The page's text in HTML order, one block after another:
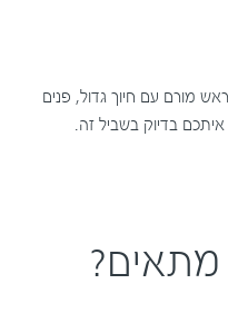
מורם עם חיוך גדול, פנים
איתכם בדיוק בשביל זה.
מתאים?